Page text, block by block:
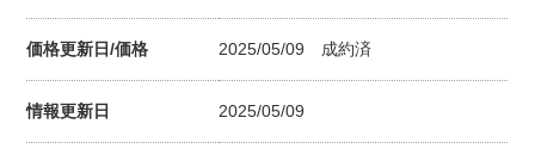
価格更新日/価格 2025/05/09 成約済
情報更新日 2025/05/09